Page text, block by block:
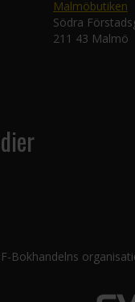
Malmöbutiken
Södra
211 43 Malmö
Bokhandelns